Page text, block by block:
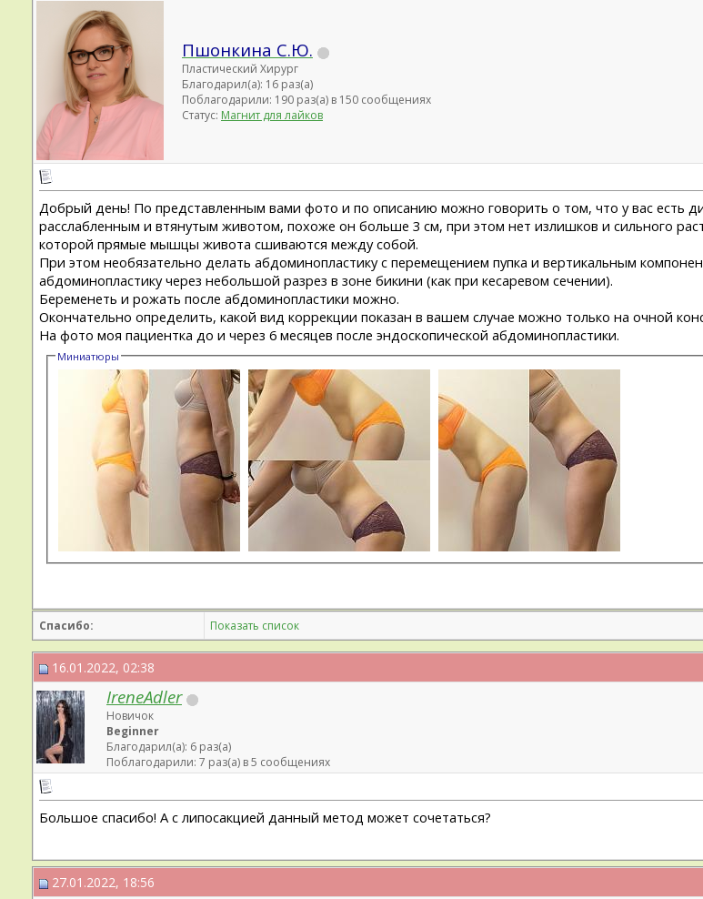
Пшонкина С.Ю.
Пластический Хирург
Благодарил(а): 16 раз(а)
Поблагодарили: 190 раз(а) в 150 сообщениях
Статус: Магнит для лайков
Добрый день! По представленным вами фото и по описанию можно говорить о том, что у вас есть
расслабленным и втянутым животом, похоже он больше 3 см, при этом нет излишков и сильного
которой прямые мышцы живота сшиваются между собой.
При этом необязательно делать абдоминопластику с перемещением пупка и вертикальным
абдоминопластику через небольшой разрез в зоне бикини (как при кесаревом сечении).
Беременеть и рожать после абдоминопластики можно.
Окончательно определить, какой вид коррекции показан в вашем случае можно только на очной
На фото моя пациентка до и через 6 месяцев после эндоскопической абдоминопластики.
Миниатюры
Спасибо: Показать список
16.01.2022, 02:38
IreneAdler
Новичок
Beginner
Благодарил(а): 6 раз(а)
Поблагодарили: 7 раз(а) в 5 сообщениях
Большое спасибо! А с липосакцией данный метод может сочетаться?
27.01.2022, 18:56